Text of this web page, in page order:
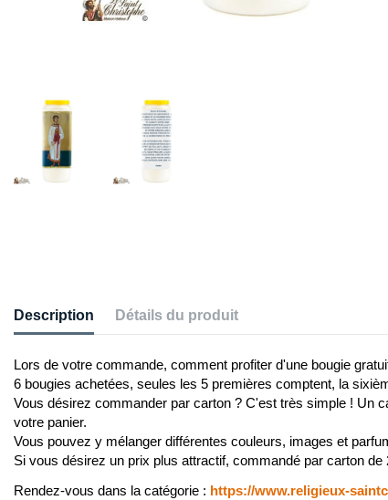
Description Détails du produit
Lors de votre commande, comment profiter d'une bougie
6 bougies achetées, seules les 5 premières comptent, la
Vous désirez commander par carton ? C'est très simple ! Un
votre panier.
Vous pouvez y mélanger différentes couleurs, images et
Si vous désirez un prix plus attractif, commandé par carton
Rendez-vous dans la catégorie : https://www.religieux-